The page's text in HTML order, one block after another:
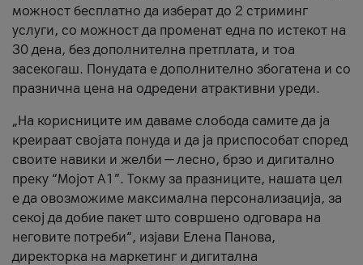
можност бесплатно да изберат до 2 стриминг
услуги, со можност да променат една по истекот на
30 дена, без дополнителна претплата, и тоа
засекогаш. Понудата е дополнително збогатена и со
празнична цена на одредени атрактивни уреди.
„На корисниците им даваме слобода самите да ја
креираат својата понуда и да ја приспособат според
своите навики и желби — лесно, брзо и дигитално
преку “Мојот А1”. Токму за празниците, нашата цел
е да овозможиме максимална персонализација, за
секој да добие пакет што совршено одговара на
неговите потреби“, изјави Елена Панова,
директорка на маркетинг и дигитална